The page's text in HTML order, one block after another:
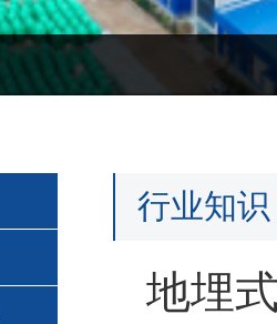
行业知识
地埋